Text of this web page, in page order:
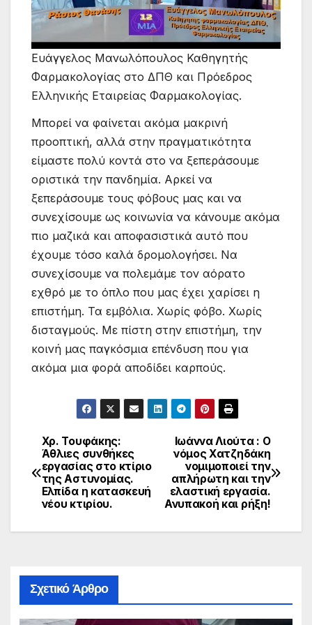
Ευάγγελος Μανωλόπουλος Καθηγητής
Φαρμακολογίας στο ΔΠΘ και Πρόεδρος
Ελληνικής Εταιρείας Φαρμακολογίας.
Μπορεί να φαίνεται ακόμα μακρινή
προοπτική, αλλά στην πραγματικότητα
είμαστε πολύ κοντά στο να ξεπεράσουμε
οριστικά την πανδημία. Αρκεί να
ξεπεράσουμε τους φόβους μας και να
συνεχίσουμε ως κοινωνία να κάνουμε ακόμα
πιο μαζικά και αποφασιστικά αυτό που
έχουμε τόσο καλά δρομολογήσει. Να
συνεχίσουμε να πολεμάμε τον αόρατο
εχθρό με το όπλο που μας έχει χαρίσει η
επιστήμη. Τα εμβόλια. Χωρίς φόβο. Χωρίς
δισταγμούς. Με πίστη στην επιστήμη, την
κοινή μας παγκόσμια επένδυση που για
ακόμα μια φορά αποδίδει καρπούς.
Πλοήγηση
άρθρων
Ιωάννα Λιούτα : Ο
νόμος Χατζηδάκη
νομιμοποιεί την
απλήρωτη και την
ελαστική εργασία.
Ανυπακοή και ρήξη!
Χρ. Τουφάκης:
Άθλιες συνθήκες
εργασίας στο κτίριο
της Αστυνομίας.
Ελπίδα η κατασκευή
νέου κτιρίου.
Σχετικό Άρθρο